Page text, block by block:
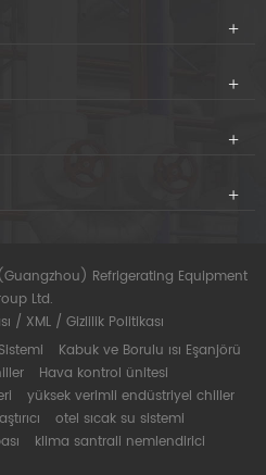
Refrigerating Equipment
Ltd.
/ XML / Gizlilik Politikası
Kabuk ve Borulu ısı Eşanjörü
Hava kontrol ünitesi
yüksek verimli endüstriyel chiller
otel sıcak su sistemi
klima santrali nemlendirici